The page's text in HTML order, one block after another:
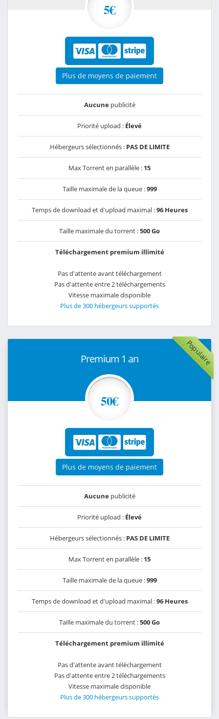
5€
Plus de moyens de paiement
Aucunepublicité
Priorité upload : Élevé
Hébergeurs sélectionnés : PAS DE LIMITE
Max Torrent en parallèle : 15
Taille maximale de la queue :999
Temps de download et d'upload maximal :96 Heures
Taille maximale du torrent :500 Go
Téléchargement premium illimité
Pas d'attente avant téléchargement
Pas d'attente entre 2 téléchargements
Vitesse maximale disponible
Plus de 300 hébergeurs supportés
Populaire
Premium 1 an
50€
Plus de moyens de paiement
Aucunepublicité
Priorité upload : Élevé
Hébergeurs sélectionnés : PAS DE LIMITE
Max Torrent en parallèle : 15
Taille maximale de la queue :999
Temps de download et d'upload maximal :96 Heures
Taille maximale du torrent :500 Go
Téléchargement premium illimité
Pas d'attente avant téléchargement
Pas d'attente entre 2 téléchargements
Vitesse maximale disponible
Plus de 300 hébergeurs supportés